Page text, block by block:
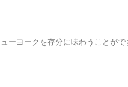
ーヨークを存分に味わうことが